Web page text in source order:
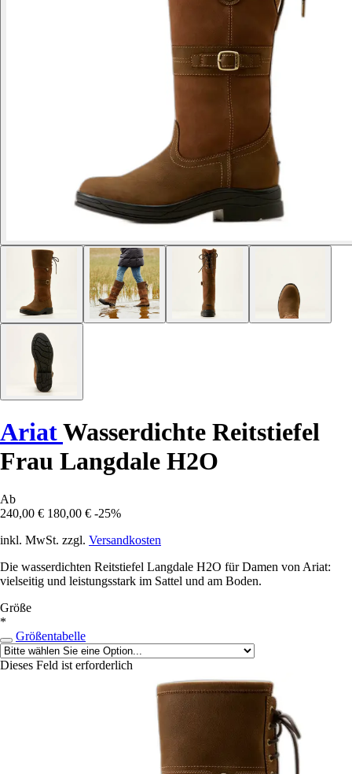
AriatWasserdichte Reitstiefel
Frau Langdale H2O
Ab
240,00 € 180,00 € -25%
inkl. MwSt. zzgl. Versandkosten
Die wasserdichten Reitstiefel Langdale H2O für Damen von Ariat:
vielseitig und leistungsstark im Sattel und am Boden.
Größe
*
Größentabelle
Dieses Feld ist erforderlich